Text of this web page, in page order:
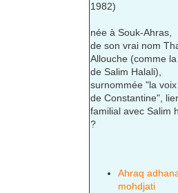
1982)
née à Souk-Ahras,
de son vrai nom
Allouche (comme
de Salim Halali),
surnommée "la
de Constantine",
familial avec Salim
?
Ahraq
mohdjati